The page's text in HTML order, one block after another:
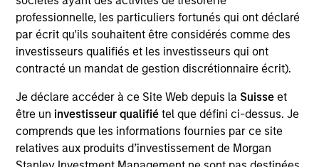
professionnelle, les particuliers fortunés qui ont déclaré
par écrit qu'ils souhaitent être considérés comme des
investisseurs qualifiés et les investisseurs qui ont
contracté un mandat de gestion discrétionnaire écrit).
Je déclare accéder à ce Site Web depuis la Suisse et
être un investisseur qualifiétel que défini ci-dessus. Je
comprends que les informations fournies par ce site
relatives aux produits d’investissement de Morgan
Nous contacter
Overview